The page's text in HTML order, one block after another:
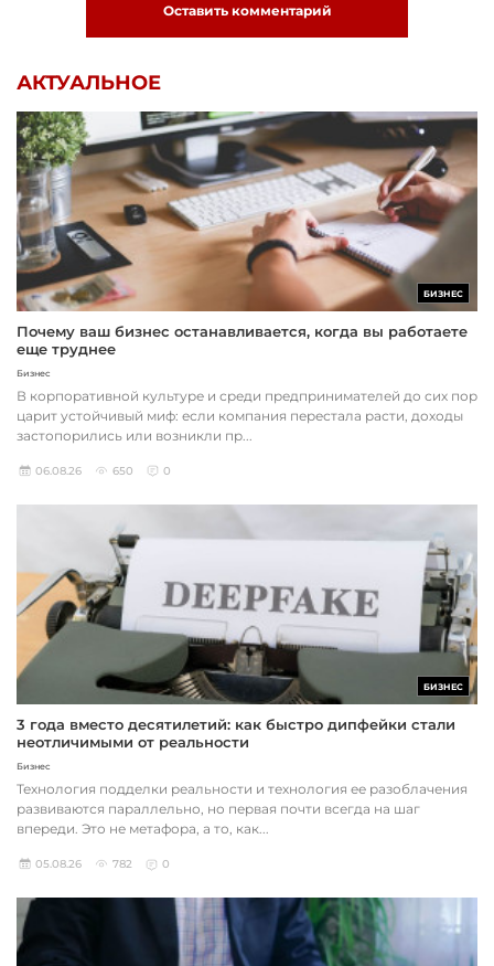
Оставить комментарий
АКТУАЛЬНОЕ
БИЗНЕС
Почему ваш бизнес останавливается, когда вы работаете
еще труднее
Бизнес
В корпоративной культуре и среди предпринимателей до сих пор
царит устойчивый миф: если компания перестала расти, доходы
застопорились или возникли пр...
06.08.26 650 0
БИЗНЕС
3 года вместо десятилетий: как быстро дипфейки стали
неотличимыми от реальности
Бизнес
Технология подделки реальности и технология ее разоблачения
развиваются параллельно, но первая почти всегда на шаг
впереди. Это не метафора, а то, как...
05.08.26 782 0